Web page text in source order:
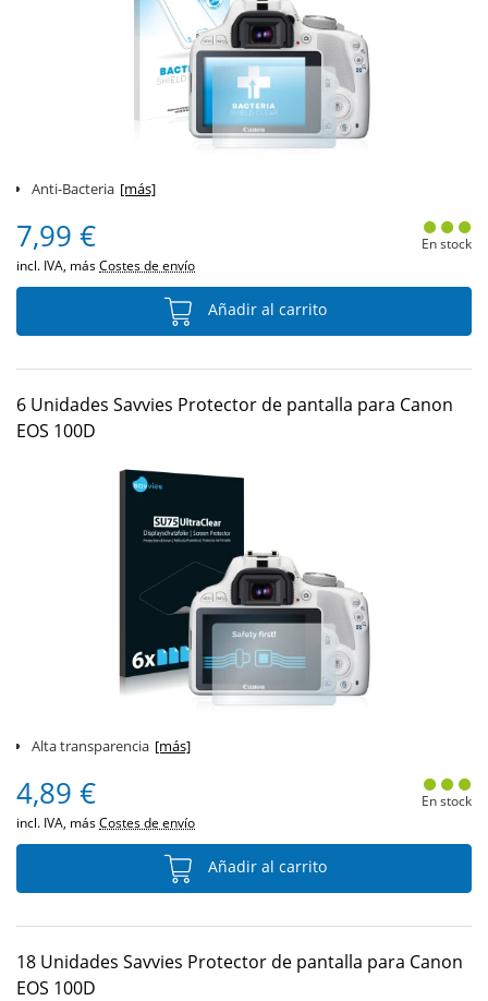
Anti-Bacteria [más]
7,99 €
incl. IVA, másCostes de envío
En stock
Añadir al carrito
6 Unidades Savvies Protector de pantalla para Canon
EOS 100D
Alta transparencia [más]
4,89 €
incl. IVA, másCostes de envío
En stock
Añadir al carrito
18 Unidades Savvies Protector de pantalla para Canon
EOS 100D